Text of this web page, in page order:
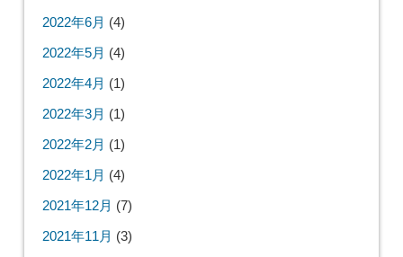
2022年6月 (4)
2022年5月 (4)
2022年4月 (1)
2022年3月 (1)
2022年2月 (1)
2022年1月 (4)
2021年12月 (7)
2021年11月 (3)